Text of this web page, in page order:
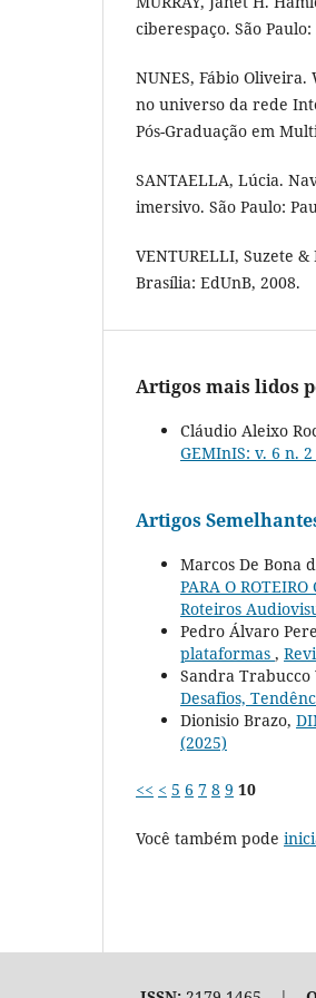
ciberespaço. São
NUNES, Fábio
no universo da rede
Pós-Graduação em
SANTAELLA, Lúcia.
imersivo. São Paulo:
VENTURELLI, Suzete
Brasília: EdUnB, 2008.
Artigos mais lidos
Cláudio Aleixo
GEMInIS: v. 6 n.
Artigos
Marcos De Bona
PARA O
Roteiros
Pedro Álvaro
plataformas ,
Sandra Trabucco
Desafios,
Dionisio Brazo,
(2025)
<< < 5 6 7 8 9 10
Você também pode